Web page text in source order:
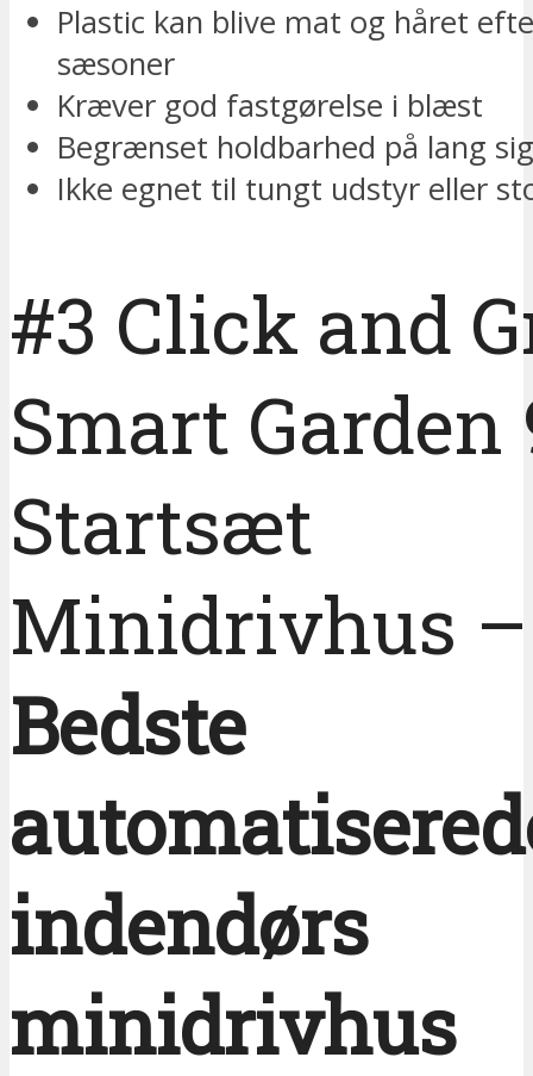
Plastic kan blive mat og håret
sæsoner
Kræver god fastgørelse i blæst
Begrænset holdbarhed på lang
Ikke egnet til tungt udstyr eller
#3 Click and
Smart Garden
Startsæt
Minidrivhus –
Bedste
indendørs
minidrivhus